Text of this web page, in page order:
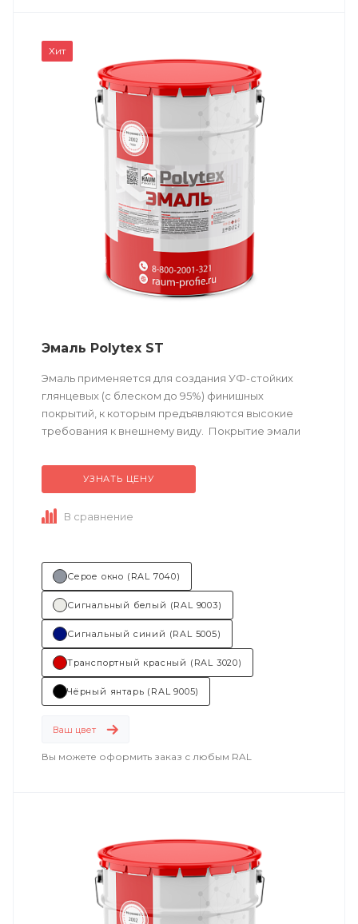
Хит
Эмаль Polytex ST
Эмаль применяется для создания УФ-стойких
глянцевых (с блеском до 95%) финишных
покрытий, к которым предъявляются высокие
требования к внешнему виду. Покрытие эмали
сопротивляемость ...
УЗНАТЬ ЦЕНУ
В сравнение
Серое окно (RAL 7040)
Сигнальный белый (RAL 9003)
Сигнальный синий (RAL 5005)
Транспортный красный (RAL 3020)
Чёрный янтарь (RAL 9005)
Ваш цвет
Вы можете оформить заказ с любым RAL